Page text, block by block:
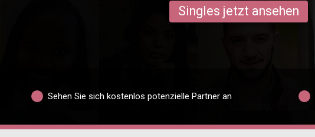
Singles jetzt ansehen
Sehen Sie sich kostenlos potenzielle Partner an